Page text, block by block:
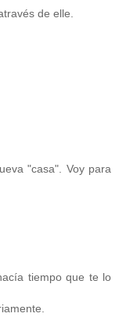
de elle.
"casa". Voy para
tiempo que te lo